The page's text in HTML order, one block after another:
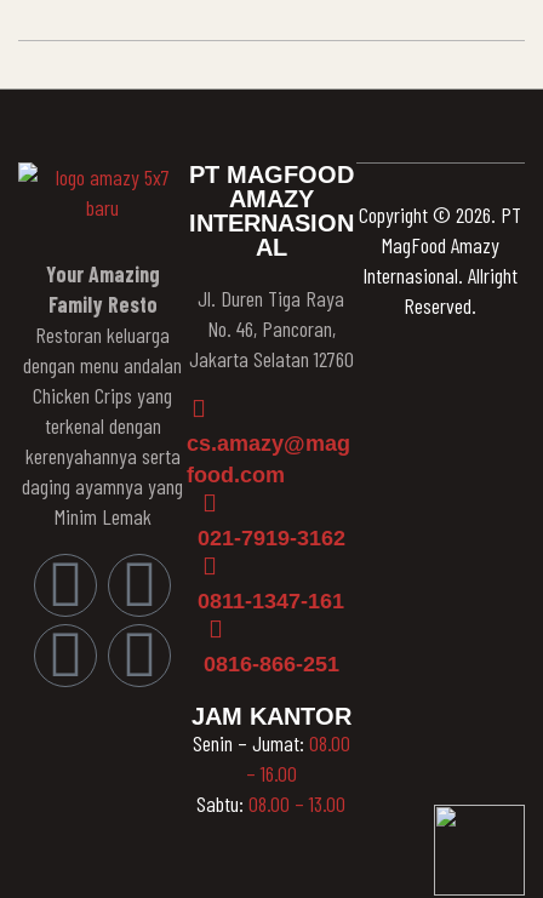
PT MAGFOOD
AMAZY
INTERNASION
AL
Jl. Duren Tiga Raya
No. 46, Pancoran,
Jakarta Selatan 12760
cs.amazy@mag
food.com
021-7919-3162
0811-1347-161
0816-866-251
JAM KANTOR
Senin – Jumat: 08.00
– 16.00
Sabtu:08.00 – 13.00
Your Amazing
Family Resto
Restoran keluarga
dengan menu andalan
Chicken Crips yang
terkenal dengan
kerenyahannya serta
daging ayamnya yang
Minim Lemak
Copyright © 2026. PT
MagFood Amazy
Internasional. Allright
Reserved.